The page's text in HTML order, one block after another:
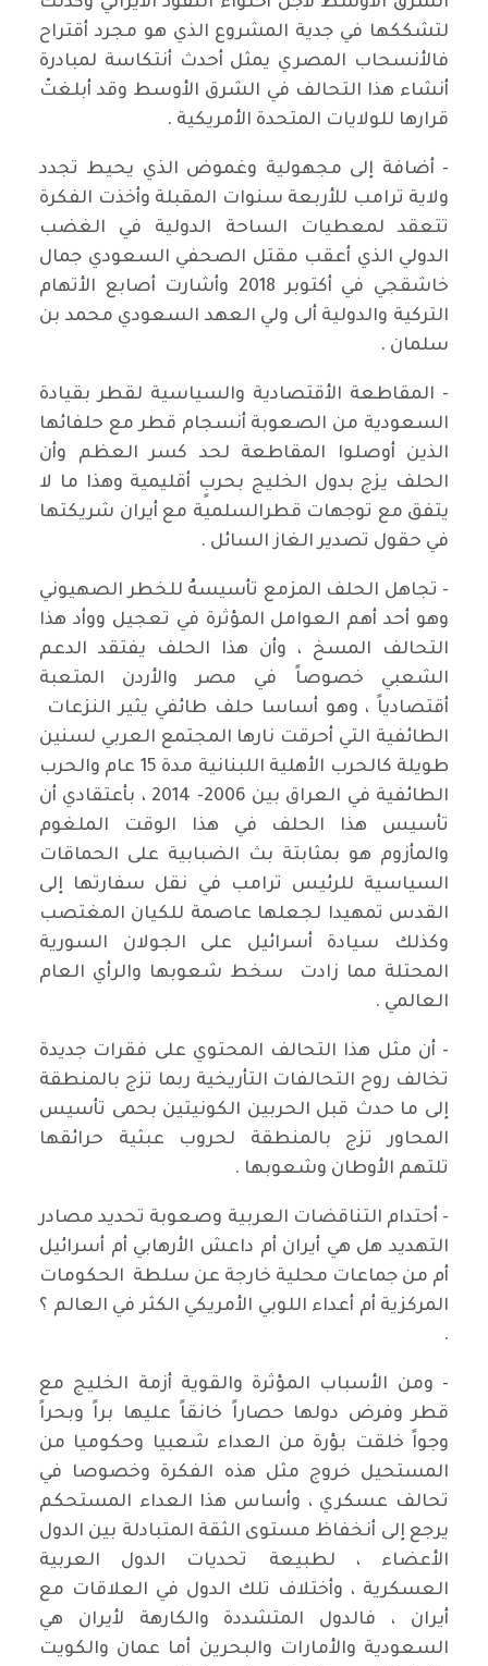
لتشككها في جدية المشروع الذي هو مجرد أقتراح
فالأنسحاب المصري يمثل أحدث أنتكاسة لمبادرة
أنشاء هذا التحالف في الشرق الأوسط وقد أبلغتْ
قرارها للولايات المتحدة الأمريكية .
- أضافة إلى مجهولية وغموض الذي يحيط تجدد
ولاية ترامب للأربعة سنوات المقبلة وأخذت الفكرة
تتعقد لمعطيات الساحة الدولية في الغضب
الدولي الذي أعقب مقتل الصحفي السعودي جمال
خاشقجي في أكتوبر 2018 وأشارت أصابع الأتهام
التركية والدولية ألى ولي العهد السعودي محمد بن
سلمان .
- المقاطعة الأقتصادية والسياسية لقطر بقيادة
السعودية من الصعوبة أنسجام قطر مع حلفائها
الذين أوصلوا المقاطعة لحد كسر العظم وأن
الحلف يزج بدول الخليج بحربٍ أقليمية وهذا ما لا
يتفق مع توجهات قطرالسلمية مع أيران شريكتها
في حقول تصدير الغاز السائل .
- تجاهل الحلف المزمع تأسيسهُ للخطر الصهيوني
وهو أحد أهم العوامل المؤثرة في تعجيل ووأد هذا
التحالف المسخ ، وأن هذا الحلف يفتقد الدعم
الشعبي خصوصاً في مصر والأردن المتعبة
أقتصادياً ، وهو أساسا حلف طائفي يثير النزعات
الطائفية التي أحرقت نارها المجتمع العربي لسنين
طويلة كالحرب الأهلية اللبنانية مدة 15 عام والحرب
الطائفية في العراق بين 2006- 2014 ، بأعتقادي أن
تأسيس هذا الحلف في هذا الوقت الملغوم
والمأزوم هو بمثابتة بث الضبابية على الحماقات
السياسية للرئيس ترامب في نقل سفارتها إلى
القدس تمهيدا لجعلها عاصمة للكيان المغتصب
وكذلك سيادة أسرائيل على الجولان السورية
المحتلة مما زادت سخط شعوبها والرأي العام
العالمي .
- أن مثل هذا التحالف المحتوي على فقرات جديدة
تخالف روح التحالفات التأريخية ربما تزج بالمنطقة
إلى ما حدث قبل الحربين الكونيتين بحمى تأسيس
المحاور تزج بالمنطقة لحروب عبثية حرائقها
تلتهم الأوطان وشعوبها .
- أحتدام التناقضات العربية وصعوبة تحديد مصادر
التهديد هل هي أيران أم داعش الأرهابي أم أسرائيل
أم من جماعات محلية خارجة عن سلطة الحكومات
المركزية أم أعداء اللوبي الأمريكي الكثر في العالم ؟
.
- ومن الأسباب المؤثرة والقوية أزمة الخليج مع
قطر وفرض دولها حصاراً خانقاً عليها براً وبحراً
وجواً خلقت بؤرة من العداء شعبيا وحكوميا من
المستحيل خروج مثل هذه الفكرة وخصوصا في
تحالف عسكري ، وأساس هذا العداء المستحكم
يرجع إلى أنخفاظ مستوى الثقة المتبادلة بين الدول
الأعضاء ، لطبيعة تحديات الدول العربية
العسكرية ، وأختلاف تلك الدول في العلاقات مع
أيران ، فالدول المتشددة والكارهة لأيران هي
السعودية والأمارات والبحرين أما عمان والكويت